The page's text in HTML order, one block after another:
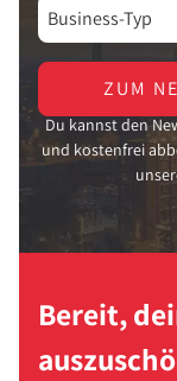
ZUM
Du kannst den
und kostenfrei
Bereit,